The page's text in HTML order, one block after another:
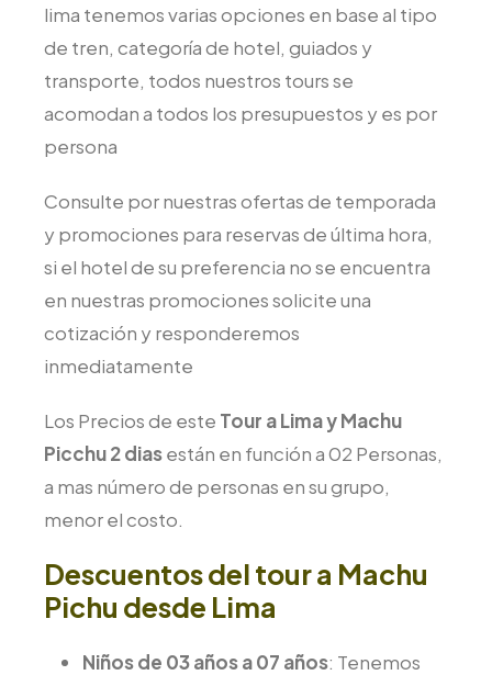
lima tenemos varias opciones en base al tipo
de tren, categoría de hotel, guiados y
transporte, todos nuestros tours se
acomodan a todos los presupuestos y es por
persona
Consulte por nuestras ofertas de temporada
y promociones para reservas de última hora,
si el hotel de su preferencia no se encuentra
en nuestras promociones solicite una
cotización y responderemos
inmediatamente
Los Precios de este Tour a Lima y Machu
Picchu 2 diasestán en función a 02 Personas,
a mas número de personas en su grupo,
menor el costo.
Descuentos del tour a Machu
Pichu desde Lima
Niños de 03 años a 07 años: Tenemos